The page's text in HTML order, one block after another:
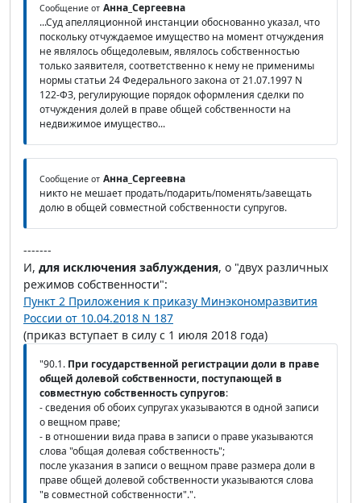
Сообщение от Анна_Сергеевна
...Суд апелляционной инстанции обоснованно указал, что
поскольку отчуждаемое имущество на момент отчуждения
не являлось общедолевым, являлось собственностью
только заявителя, соответственно к нему не применимы
нормы статьи 24 Федерального закона от 21.07.1997 N
122-ФЗ, регулирующие порядок оформления сделки по
отчуждения долей в праве общей собственности на
недвижимое имущество...
Сообщение от Анна_Сергеевна
никто не мешает продать/подарить/поменять/завещать
долю в общей совместной собственности супругов.
-------
И, для исключения заблуждения, о "двух различных
режимов собственности":
Пункт 2 Приложения к приказу Минэкономразвития
России от 10.04.2018 N 187
(приказ вступает в силу с 1 июля 2018 года)
"90.1. При государственной регистрации доли в праве
общей долевой собственности, поступающей в
совместную собственность супругов:
- сведения об обоих супругах указываются в одной записи
о вещном праве;
- в отношении вида права в записи о праве указываются
слова "общая долевая собственность";
после указания в записи о вещном праве размера доли в
праве общей долевой собственности указываются слова
"в совместной собственности".".